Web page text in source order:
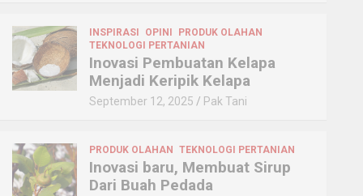
INSPIRASI OPINI
PRODUK OLAHAN
TEKNOLOGI PERTANIAN
Inovasi Pembuatan Kelapa
Menjadi Keripik Kelapa
September 12, 2025 Pak Tani
PRODUK OLAHAN TEKNOLOGI PERTANIAN
Inovasi baru, Membuat Sirup
Dari Buah Pedada